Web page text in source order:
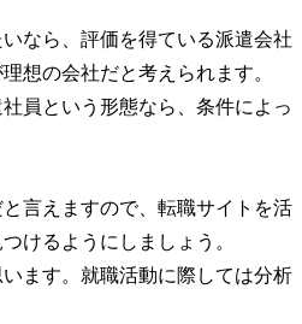
なら、評価を得ている派遣会社
想の会社だと考えられます。
員という形態なら、条件によっ
言えますので、転職サイトを活
けるようにしましょう。
ます。就職活動に際しては分析